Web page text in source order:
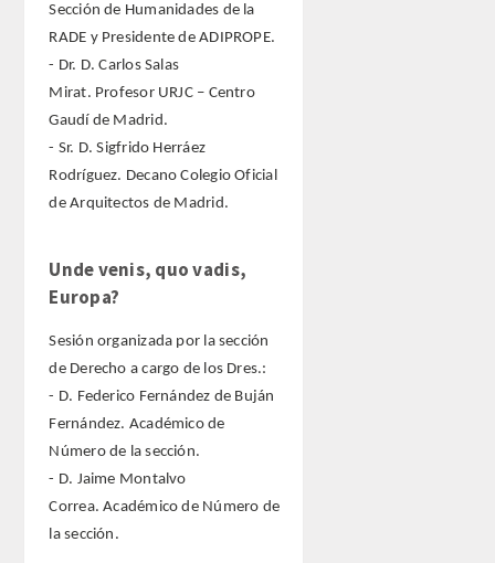
Sección de Humanidades de la
RADE y Presidente de ADIPROPE.
- Dr. D. Carlos Salas
Mirat. Profesor URJC – Centro
Gaudí de Madrid.
- Sr. D. Sigfrido Herráez
Rodríguez. Decano Colegio Oficial
de Arquitectos de Madrid.
Unde venis, quo vadis,
Europa?
Sesión organizada por la sección
de Derecho a cargo de los Dres.:
- D. Federico Fernández de Buján
Fernández. Académico de
Número de la sección.
- D. Jaime Montalvo
Correa. Académico de Número de
la sección.